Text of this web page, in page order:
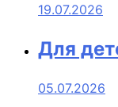
19.07.2026
Для
05.07.2026